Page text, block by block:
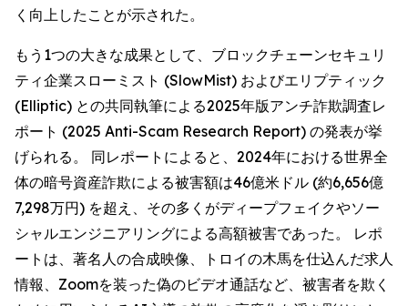
く向上したことが示された。
もう1つの大きな成果として、ブロックチェーンセキュリ
ティ企業スローミスト (SlowMist) およびエリプティック
(Elliptic) との共同執筆による2025年版アンチ詐欺調査レ
ポート (2025 Anti-Scam Research Report) の発表が挙
げられる。 同レポートによると、2024年における世界全
体の暗号資産詐欺による被害額は46億米ドル (約6,656億
7,298万円) を超え、その多くがディープフェイクやソー
シャルエンジニアリングによる高額被害であった。 レポ
ートは、著名人の合成映像、トロイの木馬を仕込んだ求人
情報、Zoomを装った偽のビデオ通話など、被害者を欺く